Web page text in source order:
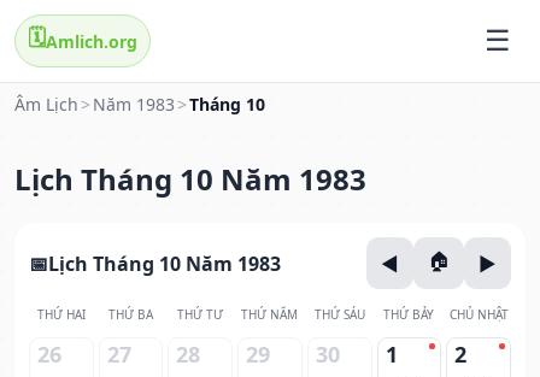
🗓️Amlich.org
Âm Lịch > Năm 1983 >Tháng 10
Lịch Tháng 10 Năm 1983
Lịch Tháng 10 Năm 1983
THỨ HAI THỨ BA THỨ TƯ THỨ NĂM THỨ SÁU THỨ BẢY CHỦ NHẬT
26 27 28 29 30 1 2